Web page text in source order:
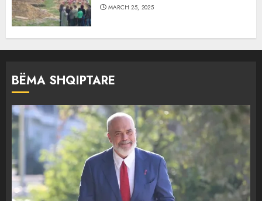
MARCH 25, 2025
BËMA SHQIPTARE